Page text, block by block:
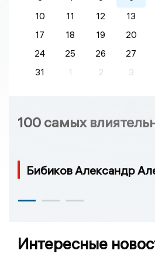
10
11 12 13
17
18 19 20
24
25 26 27
31
1 2 3
100 самых
Бибиков Александр
Интересные